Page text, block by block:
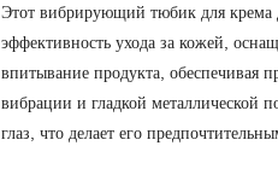
Этот вибрирующий тюбик для крема
эффективность ухода за кожей,
впитывание продукта, обеспечивая
вибрации и гладкой металлической
глаз, что делает его